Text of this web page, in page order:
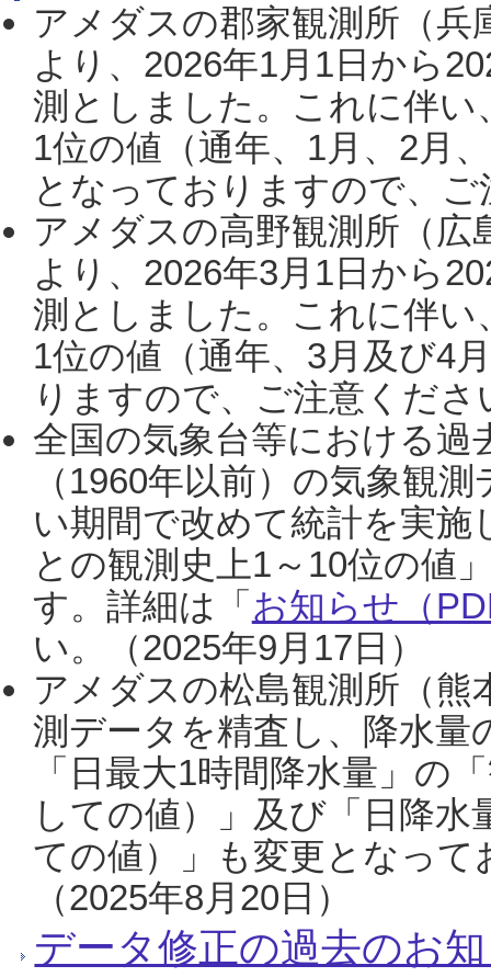
アメダスの郡家観測所（
より、2026年1月1日から
測としました。これに伴い
1位の値（通年、1月、2月
となっておりますので、
アメダスの高野観測所（
より、2026年3月1日から
測としました。これに伴い
1位の値（通年、3月及び4
りますので、ご注意くだ
全国の気象台等における過
（1960年以前）の気象観
い期間で改めて統計を実
との観測史上1～10位の値
す。詳細は「 お知らせ（
い。（2025年9月17日）
アメダスの松島観測所（熊
測データを精査し、降水
「日最大1時間降水量」の
しての値）」及び「日降
ての値）」も変更となっ
（2025年8月20日）
データ修正の過去のお